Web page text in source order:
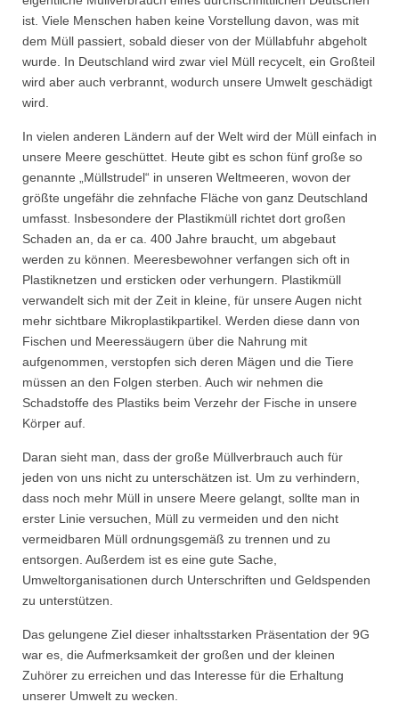
ist. Viele Menschen haben keine Vorstellung davon, was mit
dem Müll passiert, sobald dieser von der Müllabfuhr abgeholt
wurde. In Deutschland wird zwar viel Müll recycelt, ein Großteil
wird aber auch verbrannt, wodurch unsere Umwelt geschädigt
wird.
In vielen anderen Ländern auf der Welt wird der Müll einfach in
unsere Meere geschüttet. Heute gibt es schon fünf große so
genannte „Müllstrudel“ in unseren Weltmeeren, wovon der
größte ungefähr die zehnfache Fläche von ganz Deutschland
umfasst. Insbesondere der Plastikmüll richtet dort großen
Schaden an, da er ca. 400 Jahre braucht, um abgebaut
werden zu können. Meeresbewohner verfangen sich oft in
Plastiknetzen und ersticken oder verhungern. Plastikmüll
verwandelt sich mit der Zeit in kleine, für unsere Augen nicht
mehr sichtbare Mikroplastikpartikel. Werden diese dann von
Fischen und Meeressäugern über die Nahrung mit
aufgenommen, verstopfen sich deren Mägen und die Tiere
müssen an den Folgen sterben. Auch wir nehmen die
Schadstoffe des Plastiks beim Verzehr der Fische in unsere
Körper auf.
Daran sieht man, dass der große Müllverbrauch auch für
jeden von uns nicht zu unterschätzen ist. Um zu verhindern,
dass noch mehr Müll in unsere Meere gelangt, sollte man in
erster Linie versuchen, Müll zu vermeiden und den nicht
vermeidbaren Müll ordnungsgemäß zu trennen und zu
entsorgen. Außerdem ist es eine gute Sache,
Umweltorganisationen durch Unterschriften und Geldspenden
zu unterstützen.
Das gelungene Ziel dieser inhaltsstarken Präsentation der 9G
war es, die Aufmerksamkeit der großen und der kleinen
Zuhörer zu erreichen und das Interesse für die Erhaltung
unserer Umwelt zu wecken.